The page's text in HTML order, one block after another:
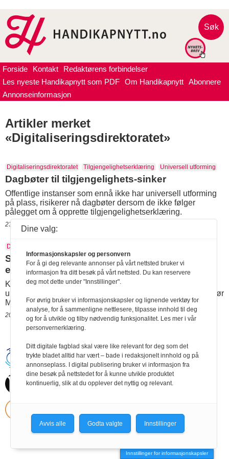
Søk
Forside Kontakt
Redaktørens forbindelser
Les nyeste Handikapnytt som PDF Om Handikapnytt Abonnere
Annonseinformasjon
Artikler merket
«Digitaliseringsdirektoratet»
Digitaliseringsdirektoratet Tilgjengelighetserklæring Universell utforming
Dagbøter til tilgjengelighets-sinker
Offentlige instanser som ennå ikke har universell utforming
på plass, risikerer nå dagbøter dersom de ikke følger
pålegget om å opprette tilgjengelighetserklæring.
23.03.2023 16:59
Digitaliseringsdirektoratet
Snart kommer krav om tilgjengelighets-
erklæring på nett
Koronakrisen har vist at det aldri har vært viktigere med
universell utforming av digitale kanaler, mener tilsynsdirektør
Malin Rygg.
20.08.2020 10:11
Handikapnytt | Schweigaardsgt. 12 |
Postboks 9217 Grønland, 0134 Oslo Tel:
24102400 | E-post:
post@handikapnytt.no |
Publishing
Innstillinger for informasjonskapsler
Dine valg:
Informasjonskapsler og personvern
For å gi deg relevante annonser på vårt nettsted bruker vi
informasjon fra ditt besøk på vårt nettsted. Du kan reservere
deg mot dette under "Innstillinger".
For øvrig bruker vi informasjonskapsler og lignende verktøy for
analyse, for å sammenligne nettlesere, tilpasse innhold til deg
og for å utvikle og tilby nødvendig funksjonalitet. Les mer i vår
personvernerklæring.
Ditt digitale fagblad skal være like relevant for deg som det
trykte bladet alltid har vært – bade i redaksjonelt innhold og på
annonseplass. I digital publisering bruker vi informasjon fra
dine besøk på nettstedet for å kunne utvikle produktet
kontinuerlig, slik at du opplever det nyttig og relevant.
Avvis alle Godta valgte Innstillinger